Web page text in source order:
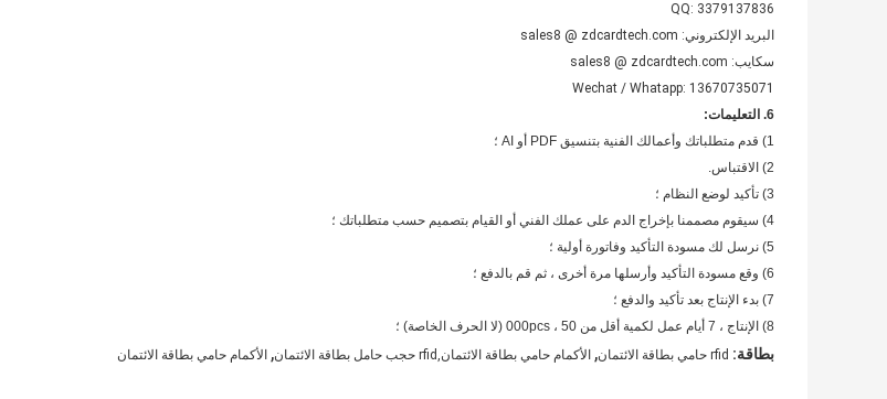
QQ: 3379137836
البريد الإلكتروني: sales8 @ zdcardtech.com
سكايب: sales8 @ zdcardtech.com
Wechat / Whatapp: 13670735071
6. التعليمات:
1) قدم متطلباتك وأعمالك الفنية بتنسيق PDF أو AI ؛
2) الاقتباس.
3) تأكيد لوضع النظام ؛
4) سيقوم مصممنا بإخراج الدم على عملك الفني أو القيام بتصميم حسب متطلباتك ؛
5) نرسل لك مسودة التأكيد وفاتورة أولية ؛
6) وقع مسودة التأكيد وأرسلها مرة أخرى ، ثم قم بالدفع ؛
7) بدء الإنتاج بعد تأكيد والدفع ؛
8) الإنتاج ، 7 أيام عمل لكمية أقل من 50 ، 000pcs (لا الحرف الخاصة) ؛
بطاقة: rfid حامي بطاقة الائتمان , الأكمام حامي بطاقة الائتمان,rfid حجب حامل بطاقة الائتمان , الأكمام حامي بطاقة الائتمان